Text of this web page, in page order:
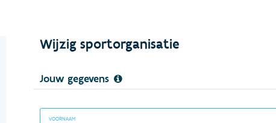
Wijzig sportorganisatie
Jouw gegevens
VOORNAAM